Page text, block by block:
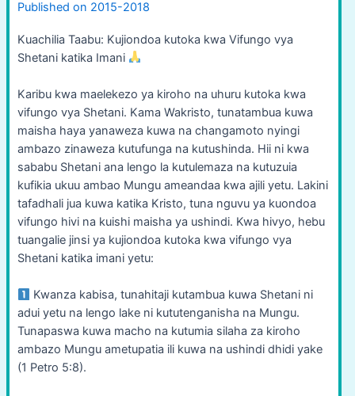
Kuachilia Taabu: Kujiondoa kutoka kwa Vifungo vya
Shetani katika Imani
Karibu kwa maelekezo ya kiroho na uhuru kutoka kwa
vifungo vya Shetani. Kama Wakristo, tunatambua kuwa
maisha haya yanaweza kuwa na changamoto nyingi
ambazo zinaweza kutufunga na kutushinda. Hii ni kwa
sababu Shetani ana lengo la kutulemaza na kutuzuia
kufikia ukuu ambao Mungu ameandaa kwa ajili yetu. Lakini
tafadhali jua kuwa katika Kristo, tuna nguvu ya kuondoa
vifungo hivi na kuishi maisha ya ushindi. Kwa hivyo, hebu
tuangalie jinsi ya kujiondoa kutoka kwa vifungo vya
Shetani katika imani yetu:
Kwanza kabisa, tunahitaji kutambua kuwa Shetani ni
adui yetu na lengo lake ni kututenganisha na Mungu.
Tunapaswa kuwa macho na kutumia silaha za kiroho
ambazo Mungu ametupatia ili kuwa na ushindi dhidi yake
(1 Petro 5:8).